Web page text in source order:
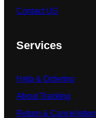
Contact US
Services
Help & Ordering
About Tracking
Return & Cancelletion